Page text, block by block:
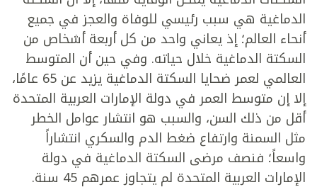
الدماغية هي سبب رئيسي للوفاة والعجز في جميع
أنحاء العالم؛ إذ يعاني واحد من كل أربعة أشخاص من
السكتة الدماغية خلال حياته. وفي حين أن المتوسط
العالمي لعمر ضحايا السكتة الدماغية يزيد عن 65 عامًا،
إلا إن متوسط العمر في دولة الإمارات العربية المتحدة
أقل من ذلك السن، والسبب هو انتشار عوامل الخطر
مثل السمنة وارتفاع ضغط الدم والسكري انتشاراً
واسعاً؛ فنصف مرضى السكتة الدماغية في دولة
الإمارات العربية المتحدة لم يتجاوز عمرهم 45 سنة.